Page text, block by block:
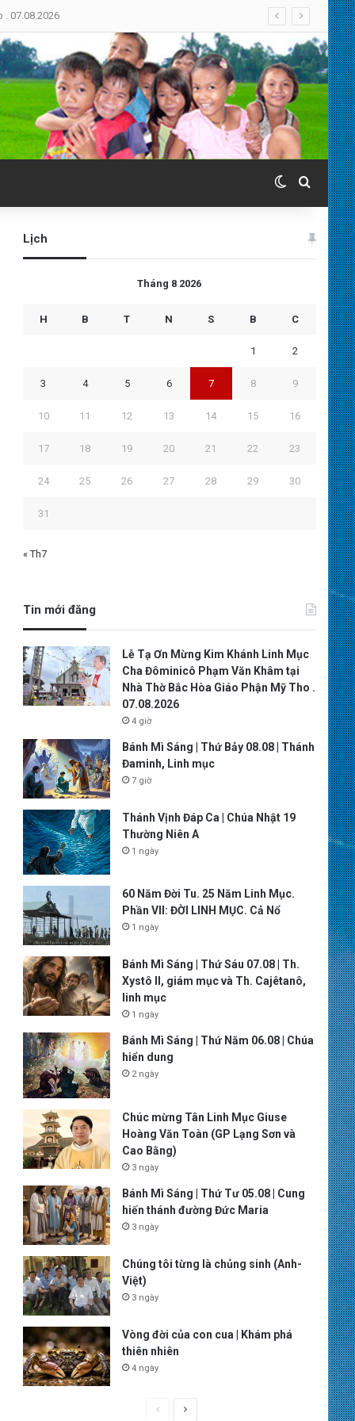
Switch skin
Search
Lịch
Tháng 8 2026
H B T N S B C
1 2
3 4 5 6 7 8 9
10 11 12 13 14 15 16
17 18 19 20 21 22 23
24 25 26 27 28 29 30
31
« Th7
Tin mới đăng
Lễ Tạ Ơn Mừng Kim Khánh Linh Mục
Cha Đôminicô Phạm Văn Khâm tại
Nhà Thờ Bắc Hòa Giáo Phận Mỹ Tho .
07.08.2026
4 giờ
Bánh Mì Sáng | Thứ Bảy 08.08 | Thánh
Đaminh, Linh mục
7 giờ
Thánh Vịnh Đáp Ca | Chúa Nhật 19
Thường Niên A
1 ngày
60 Năm Đời Tu. 25 Năm Linh Mục.
Phần VII: ĐỜI LINH MỤC. Cả Nổ
1 ngày
Bánh Mì Sáng | Thứ Sáu 07.08 | Th.
Xystô II, giám mục và Th. Cajêtanô,
linh mục
1 ngày
Bánh Mì Sáng | Thứ Năm 06.08 | Chúa
hiển dung
2 ngày
Chúc mừng Tân Linh Mục Giuse
Hoàng Văn Toàn (GP Lạng Sơn và
Cao Bằng)
3 ngày
Bánh Mì Sáng | Thứ Tư 05.08 | Cung
hiến thánh đường Đức Maria
3 ngày
Chúng tôi từng là chủng sinh (Anh-
Việt)
3 ngày
Vòng đời của con cua | Khám phá
thiên nhiên
4 ngày